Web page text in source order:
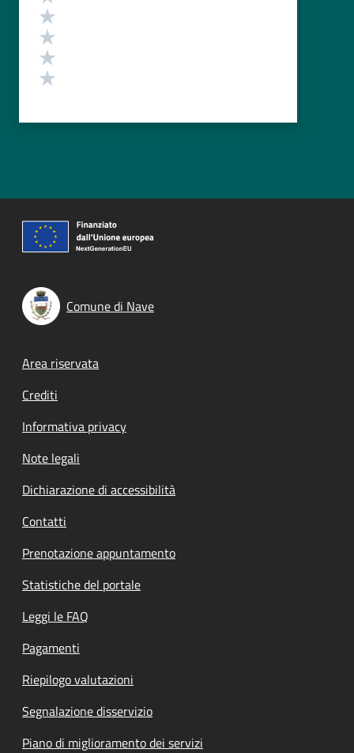
Comune di Nave
Footer menu
Area riservata
Crediti
Informativa privacy
Note legali
Dichiarazione di accessibilità
Contatti
Prenotazione appuntamento
Statistiche del portale
Leggi le FAQ
Pagamenti
Riepilogo valutazioni
Segnalazione disservizio
Piano di miglioramento dei servizi